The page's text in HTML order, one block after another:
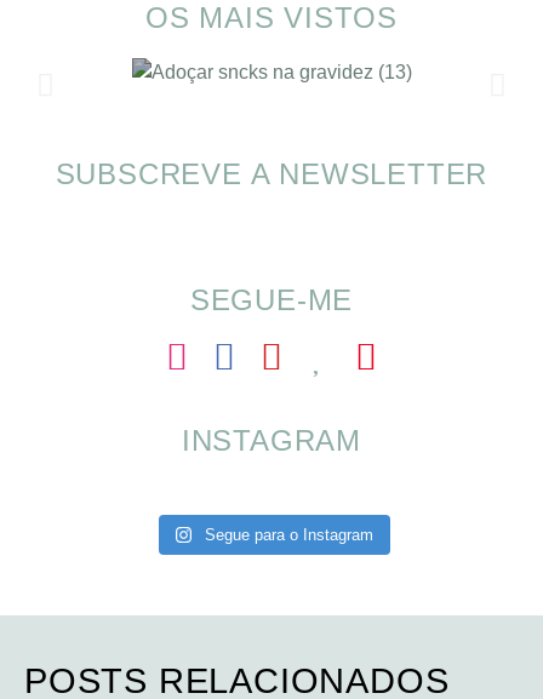
OS MAIS VISTOS
Alimentação nas férias com SOMP
SUBSCREVE A NEWSLETTER
SEGUE-ME
INSTAGRAM
Segue para o Instagram
POSTS RELACIONADOS